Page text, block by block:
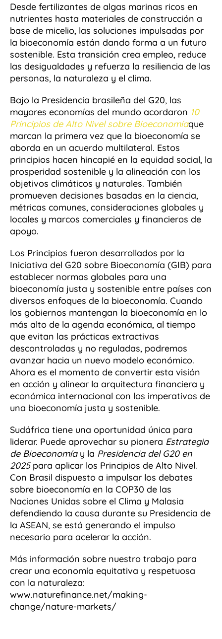
Desde fertilizantes de algas marinas ricos en
nutrientes hasta materiales de construcción a
base de micelio, las soluciones impulsadas por
la bioeconomía están dando forma a un futuro
sostenible. Esta transición crea empleo, reduce
las desigualdades y refuerza la resiliencia de las
personas, la naturaleza y el clima.
Bajo la Presidencia brasileña del G20, las
mayores economías del mundo acordaron 10
Principios de Alto Nivel sobre Bioeconomíaque
marcan la primera vez que la bioeconomía se
aborda en un acuerdo multilateral. Estos
principios hacen hincapié en la equidad social, la
prosperidad sostenible y la alineación con los
objetivos climáticos y naturales. También
promueven decisiones basadas en la ciencia,
métricas comunes, consideraciones globales y
locales y marcos comerciales y financieros de
apoyo.
Los Principios fueron desarrollados por la
Iniciativa del G20 sobre Bioeconomía (GIB) para
establecer normas globales para una
bioeconomía justa y sostenible entre países con
diversos enfoques de la bioeconomía. Cuando
los gobiernos mantengan la bioeconomía en lo
más alto de la agenda económica, al tiempo
que evitan las prácticas extractivas
descontroladas y no reguladas, podremos
avanzar hacia un nuevo modelo económico.
Ahora es el momento de convertir esta visión
en acción y alinear la arquitectura financiera y
económica internacional con los imperativos de
una bioeconomía justa y sostenible.
Sudáfrica tiene una oportunidad única para
liderar. Puede aprovechar su pionera Estrategia
de Bioeconomíay la Presidencia del G20 en
2025para aplicar los Principios de Alto Nivel.
Con Brasil dispuesto a impulsar los debates
sobre bioeconomía en la COP30 de las
Naciones Unidas sobre el Clima y Malasia
defendiendo la causa durante su Presidencia de
la ASEAN, se está generando el impulso
necesario para acelerar la acción.
Más información sobre nuestro trabajo para
crear una economía equitativa y respetuosa
con la naturaleza:
www.naturefinance.net/making-
change/nature-markets/